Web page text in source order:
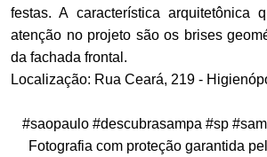
festas. A característica arquitetônica
atenção no projeto são os brises
da fachada frontal.
Localização: Rua Ceará, 219 -
#saopaulo #descubrasampa #sp
Fotografia com proteção garantida